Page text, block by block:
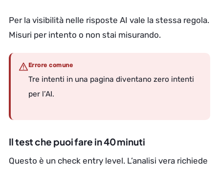
Per la visibilità nelle risposte AI vale la stessa regola.
Misuri per intento o non stai misurando.
Errore comune
Tre intenti in una pagina diventano zero intenti
per l’AI.
Il test che puoi fare in 40 minuti
Questo è un check entry level. L’analisi vera richiede